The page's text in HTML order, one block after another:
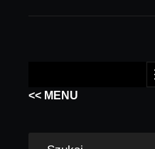
<< MENU